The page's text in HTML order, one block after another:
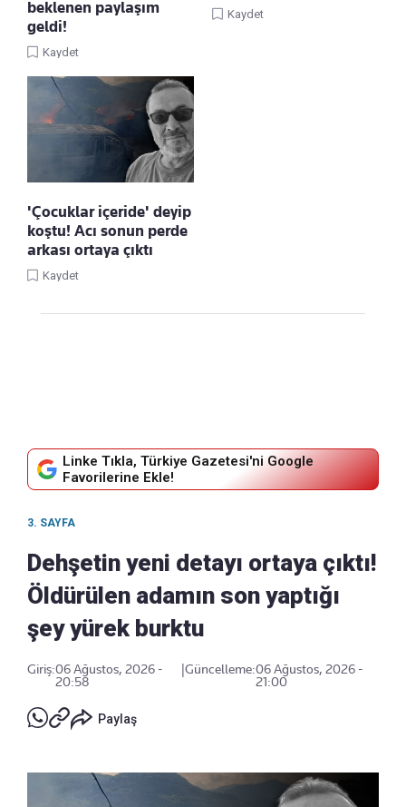
beklenen paylaşım
geldi!
Kaydet
Kaydet
'Çocuklar içeride' deyip
koştu! Acı sonun perde
arkası ortaya çıktı
Kaydet
Linke Tıkla, Türkiye Gazetesi'ni Google
Favorilerine Ekle!
3. SAYFA
Dehşetin yeni detayı ortaya çıktı!
Öldürülen adamın son yaptığı
şey yürek burktu
Giriş:06 Ağustos, 2026 -
20:58
Güncelleme:06 Ağustos, 2026 -
21:00
Paylaş